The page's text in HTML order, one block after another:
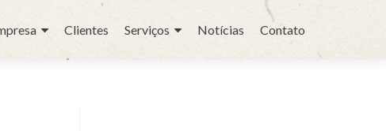
Clientes Serviços Notícias Contato